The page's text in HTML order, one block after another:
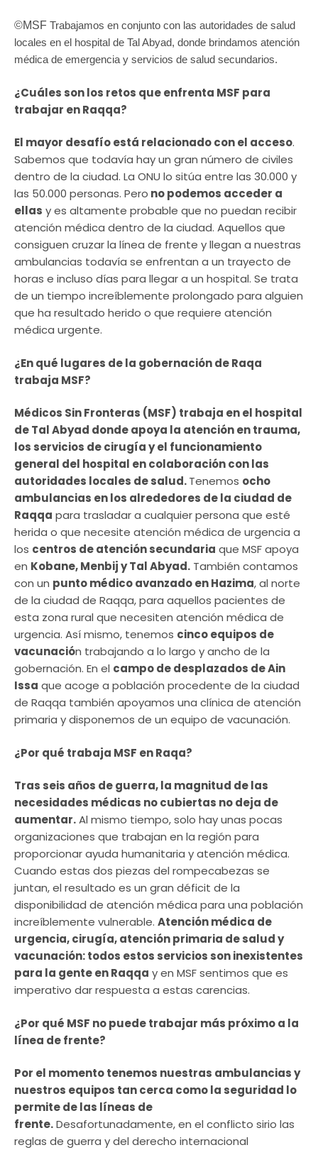
©MSF Trabajamos en conjunto con las autoridades de salud
locales en el hospital de Tal Abyad, donde brindamos atención
médica de emergencia y servicios de salud secundarios.
¿Cuáles son los retos que enfrenta MSF para
trabajar en Raqqa?
El mayor desafío está relacionado con el acceso.
Sabemos que todavía hay un gran número de civiles
dentro de la ciudad. La ONU lo sitúa entre las 30.000 y
las 50.000 personas. Pero no podemos acceder a
ellas y es altamente probable que no puedan recibir
atención médica dentro de la ciudad. Aquellos que
consiguen cruzar la línea de frente y llegan a nuestras
ambulancias todavía se enfrentan a un trayecto de
horas e incluso días para llegar a un hospital. Se trata
de un tiempo increíblemente prolongado para alguien
que ha resultado herido o que requiere atención
médica urgente.
¿En qué lugares de la gobernación de Raqa
trabaja MSF?
Médicos Sin Fronteras (MSF) trabaja en el hospital
de Tal Abyad donde apoya la atención en trauma,
los servicios de cirugía y el funcionamiento
general del hospital en colaboración con las
autoridades locales de salud.Tenemos ocho
ambulancias en los alrededores de la ciudad de
Raqqa para trasladar a cualquier persona que esté
herida o que necesite atención médica de urgencia a
los centros de atención secundaria que MSF apoya
en Kobane, Menbij y Tal Abyad. También contamos
con un punto médico avanzado en Hazima, al norte
de la ciudad de Raqqa, para aquellos pacientes de
esta zona rural que necesiten atención médica de
urgencia. Así mismo, tenemos cinco equipos de
vacunación trabajando a lo largo y ancho de la
gobernación. En el campo de desplazados de Ain
Issa que acoge a población procedente de la ciudad
de Raqqa también apoyamos una clínica de atención
primaria y disponemos de un equipo de vacunación.
¿Por qué trabaja MSF en Raqa?
Tras seis años de guerra, la magnitud de las
necesidades médicas no cubiertas no deja de
aumentar.Al mismo tiempo, solo hay unas pocas
organizaciones que trabajan en la región para
proporcionar ayuda humanitaria y atención médica.
Cuando estas dos piezas del rompecabezas se
juntan, el resultado es un gran déficit de la
disponibilidad de atención médica para una población
increíblemente vulnerable. Atención médica de
urgencia, cirugía, atención primaria de salud y
vacunación: todos estos servicios son inexistentes
para la gente en Raqqa y en MSF sentimos que es
imperativo dar respuesta a estas carencias.
¿Por qué MSF no puede trabajar más próximo a la
línea de frente?
Por el momento tenemos nuestras ambulancias y
nuestros equipos tan cerca como la seguridad lo
permite de las líneas de
frente.Desafortunadamente, en el conflicto sirio las
reglas de guerra y del derecho internacional